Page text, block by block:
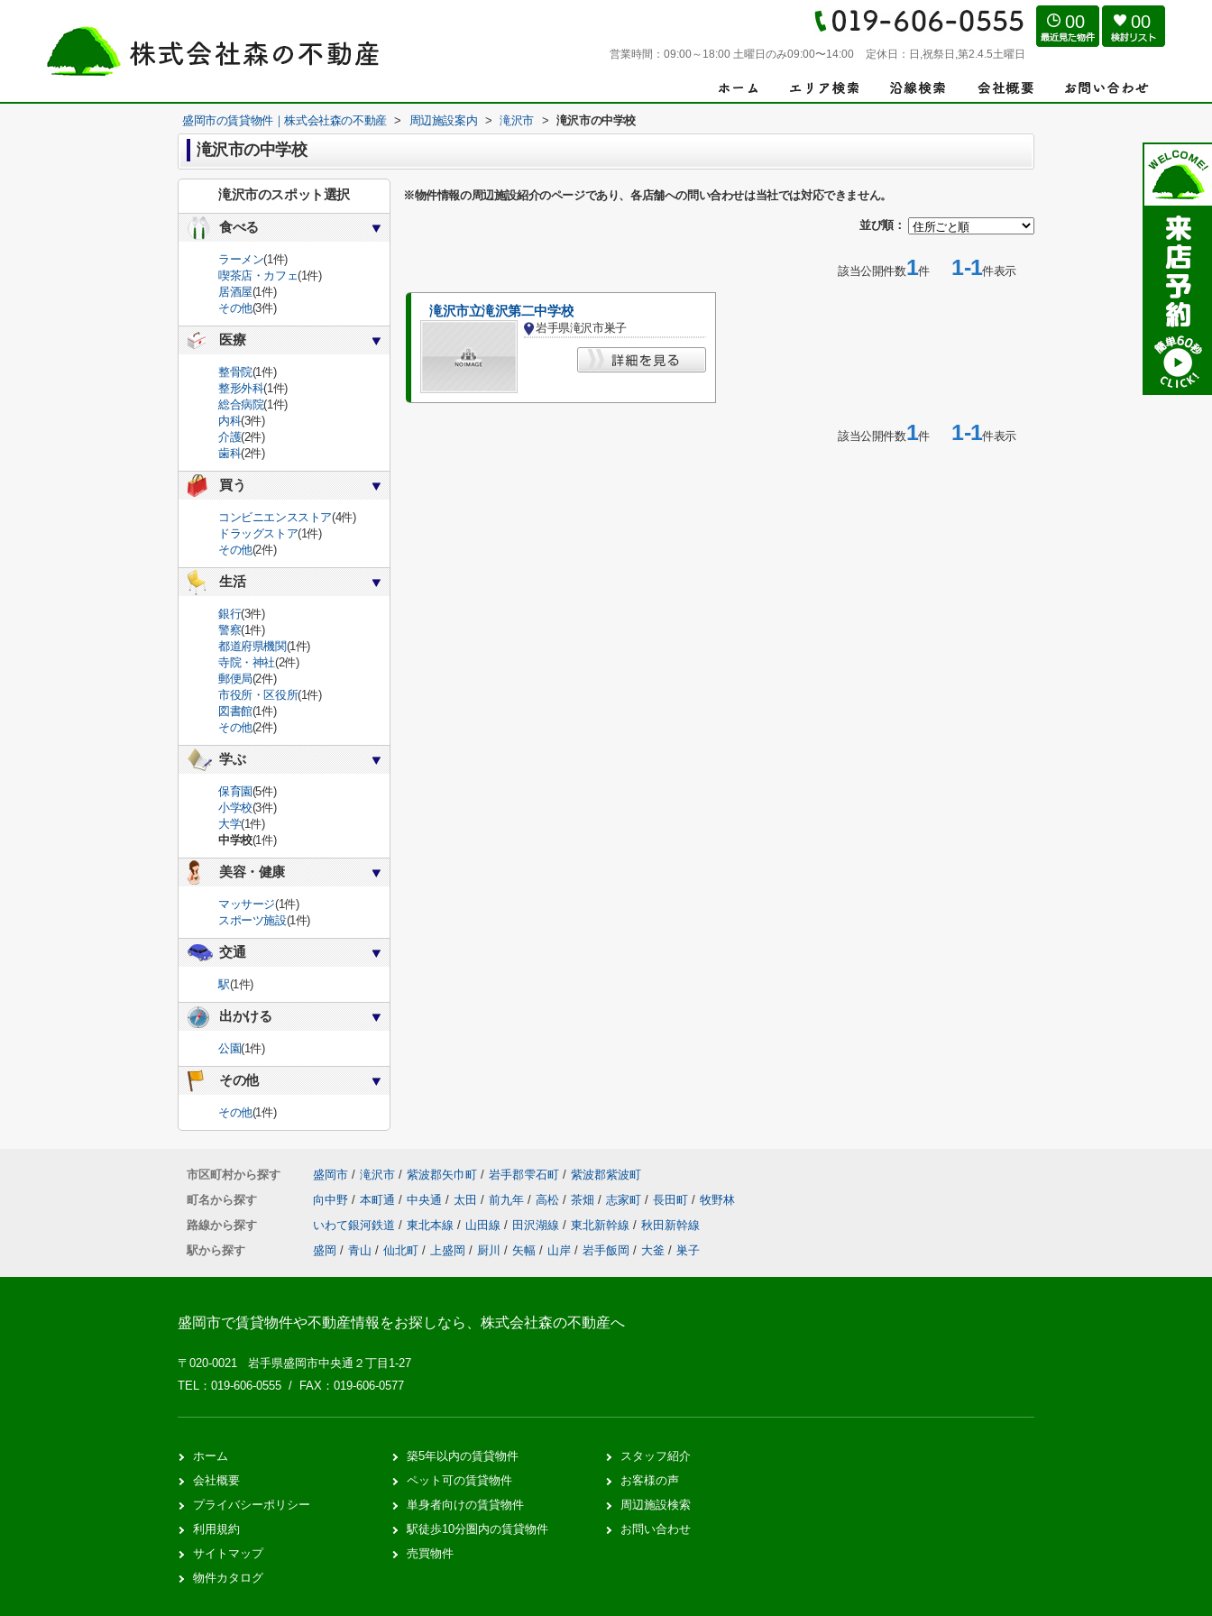
営業時間： 09:00～18:00 土曜日のみ09:00〜14:00 定休日： 日,祝祭日,第2.4.5土曜日
00 00
盛岡市の賃貸物件｜株式会社森の不動産 > 周辺施設案内 > 滝沢市 > 滝沢市の中学校
滝沢市の中学校
※物件情報の周辺施設紹介のページであり、各店舗への問い合わせは当社では対応できません。
並び順：
該当公開件数1件1-1件表示
滝沢市立滝沢第二中学校
岩手県滝沢市巣子
該当公開件数1件1-1件表示
滝沢市のスポット選択
食べる
ラーメン(1件)
喫茶店・カフェ(1件)
居酒屋(1件)
その他(3件)
医療
整骨院(1件)
整形外科(1件)
総合病院(1件)
内科(3件)
介護(2件)
歯科(2件)
買う
コンビニエンスストア(4件)
ドラッグストア(1件)
その他(2件)
生活
銀行(3件)
警察(1件)
都道府県機関(1件)
寺院・神社(2件)
郵便局(2件)
市役所・区役所(1件)
図書館(1件)
その他(2件)
学ぶ
保育園(5件)
小学校(3件)
大学(1件)
中学校(1件)
美容・健康
マッサージ(1件)
スポーツ施設(1件)
交通
駅(1件)
出かける
公園(1件)
その他
その他(1件)
市区町村から探す 盛岡市 / 滝沢市 / 紫波郡矢巾町 / 岩手郡雫石町 / 紫波郡紫波町
町名から探す
向中野 / 本町通 / 中央通 / 太田 / 前九年 / 高松 / 茶畑 / 志家町 / 長田町 / 牧野林
路線から探す
いわて銀河鉄道 / 東北本線 / 山田線 / 田沢湖線 / 東北新幹線 / 秋田新幹線
駅から探す
盛岡 / 青山 / 仙北町 / 上盛岡 / 厨川 / 矢幅 / 山岸 / 岩手飯岡 / 大釜 / 巣子
盛岡市で賃貸物件や不動産情報をお探しなら、株式会社森の不動産へ
〒020-0021 岩手県盛岡市中央通２丁目1-27
TEL：019-606-0555 / FAX：019-606-0577
ホーム
会社概要
プライバシーポリシー
利用規約
サイトマップ
物件カタログ
築5年以内の賃貸物件
ペット可の賃貸物件
単身者向けの賃貸物件
駅徒歩10分圏内の賃貸物件
売買物件
スタッフ紹介
お客様の声
周辺施設検索
お問い合わせ